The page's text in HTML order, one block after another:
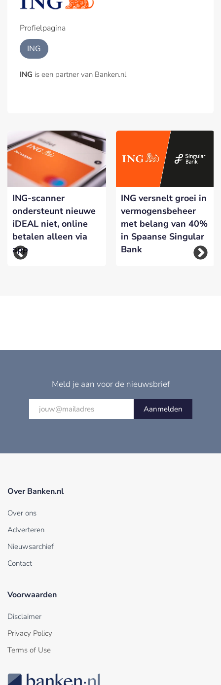
Profielpagina
ING
ING is een partner van Banken.nl
ING-scanner
ondersteunt nieuwe
iDEAL niet, online
betalen alleen via
app
ING versnelt groei in
vermogensbeheer
met belang van 40%
in Spaanse Singular
Bank
Meld je aan voor de nieuwsbrief
Aanmelden
Over Banken.nl
Over ons
Adverteren
Nieuwsarchief
Contact
Voorwaarden
Disclaimer
Privacy Policy
Terms of Use